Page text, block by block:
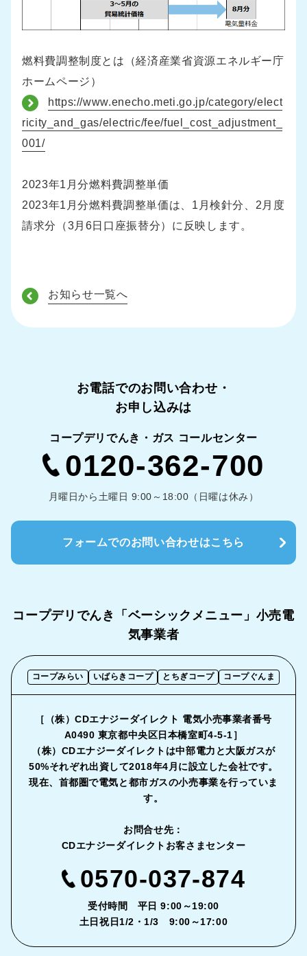
燃料費調整制度とは（経済産業省資源エネルギー庁
ホームページ）
https://www.enecho.meti.go.jp/category/elect
ricity_and_gas/electric/fee/fuel_cost_adjustment_
001/
2023年1月分燃料費調整単価
2023年1月分燃料費調整単価は、1月検針分、2月度
請求分（3月6日口座振替分）に反映します。
お知らせ一覧へ
お電話でのお問い合わせ・
お申し込みは
コープデリでんき・ガス コールセンター
0120-362-700
月曜日から土曜日 9:00～18:00（日曜は休み）
フォームでのお問い合わせはこちら
コープデリでんき「ベーシックメニュー」 小売電
気事業者
コープみらい いばらきコープ とちぎコープ コープぐんま
［（株）CDエナジーダイレクト 電気小売事業者番号
A0490 東京都中央区日本橋室町4-5-1］
（株）CDエナジーダイレクトは中部電力と大阪ガスが
50%それぞれ出資して2018年4月に設立した会社です。
現在、首都圏で電気と都市ガスの小売事業を行っていま
す。
お問合せ先：
CDエナジーダイレクトお客さまセンター
0570-037-874
受付時間 平日 9:00～19:00
土日祝日1/2・1/3 9:00～17:00